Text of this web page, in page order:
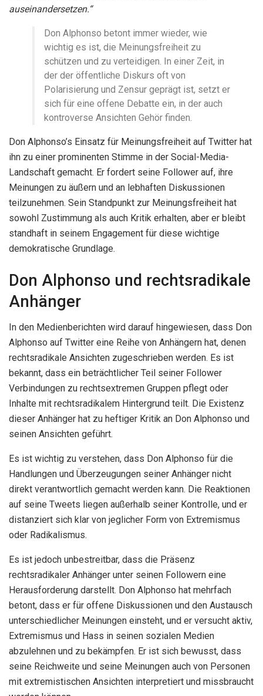
auseinandersetzen.“
Don Alphonso betont immer wieder, wie
wichtig es ist, die Meinungsfreiheit zu
schützen und zu verteidigen. In einer Zeit, in
der der öffentliche Diskurs oft von
Polarisierung und Zensur geprägt ist, setzt er
sich für eine offene Debatte ein, in der auch
kontroverse Ansichten Gehör finden.
Don Alphonso’s Einsatz für Meinungsfreiheit auf Twitter hat
ihn zu einer prominenten Stimme in der Social-Media-
Landschaft gemacht. Er fordert seine Follower auf, ihre
Meinungen zu äußern und an lebhaften Diskussionen
teilzunehmen. Sein Standpunkt zur Meinungsfreiheit hat
sowohl Zustimmung als auch Kritik erhalten, aber er bleibt
standhaft in seinem Engagement für diese wichtige
demokratische Grundlage.
Don Alphonso und rechtsradikale
Anhänger
In den Medienberichten wird darauf hingewiesen, dass Don
Alphonso auf Twitter eine Reihe von Anhängern hat, denen
rechtsradikale Ansichten zugeschrieben werden. Es ist
bekannt, dass ein beträchtlicher Teil seiner Follower
Verbindungen zu rechtsextremen Gruppen pflegt oder
Inhalte mit rechtsradikalem Hintergrund teilt. Die Existenz
dieser Anhänger hat zu heftiger Kritik an Don Alphonso und
seinen Ansichten geführt.
Es ist wichtig zu verstehen, dass Don Alphonso für die
Handlungen und Überzeugungen seiner Anhänger nicht
direkt verantwortlich gemacht werden kann. Die Reaktionen
auf seine Tweets liegen außerhalb seiner Kontrolle, und er
distanziert sich klar von jeglicher Form von Extremismus
oder Radikalismus.
Es ist jedoch unbestreitbar, dass die Präsenz
rechtsradikaler Anhänger unter seinen Followern eine
Herausforderung darstellt. Don Alphonso hat mehrfach
betont, dass er für offene Diskussionen und den Austausch
unterschiedlicher Meinungen einsteht, und er versucht aktiv,
Extremismus und Hass in seinen sozialen Medien
abzulehnen und zu bekämpfen. Er ist sich bewusst, dass
seine Reichweite und seine Meinungen auch von Personen
mit extremistischen Ansichten interpretiert und missbraucht